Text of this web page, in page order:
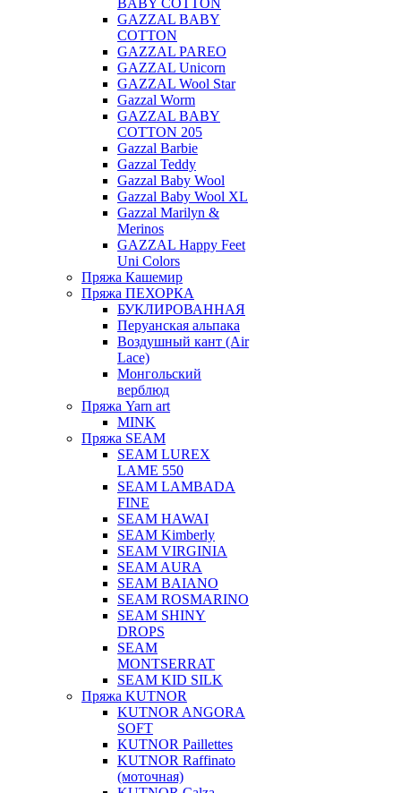
BABY COTTON
GAZZAL BABY
COTTON
GAZZAL PAREO
GAZZAL Unicorn
GAZZAL Wool Star
Gazzal Worm
GAZZAL BABY
COTTON 205
Gazzal Barbie
Gazzal Teddy
Gazzal Baby Wool
Gazzal Baby Wool XL
Gazzal Marilyn &
Merinos
GAZZAL Happy Feet
Uni Colors
Пряжа Кашемир
Пряжа ПЕХОРКА
БУКЛИРОВАННАЯ
Перуанская альпака
Воздушный кант (Air
Lace)
Монгольский
верблюд
Пряжа Yarn art
MINK
Пряжа SEAM
SEAM LUREX
LAME 550
SEAM LAMBADA
FINE
SEAM HAWAI
SEAM Kimberly
SEAM VIRGINIA
SEAM AURA
SEAM BAIANO
SEAM ROSMARINO
SEAM SHINY
DROPS
SEAM
MONTSERRAT
SEAM KID SILK
Пряжа KUTNOR
KUTNOR ANGORA
SOFT
KUTNOR Paillettes
KUTNOR Raffinato
(моточная)